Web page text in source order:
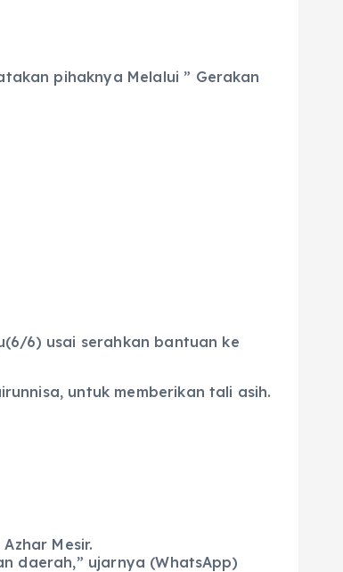
pihaknya Melalui ” Gerakan
6) usai serahkan bantuan ke
untuk memberikan tali asih.
Mesir.
daerah,” ujarnya (WhatsApp)